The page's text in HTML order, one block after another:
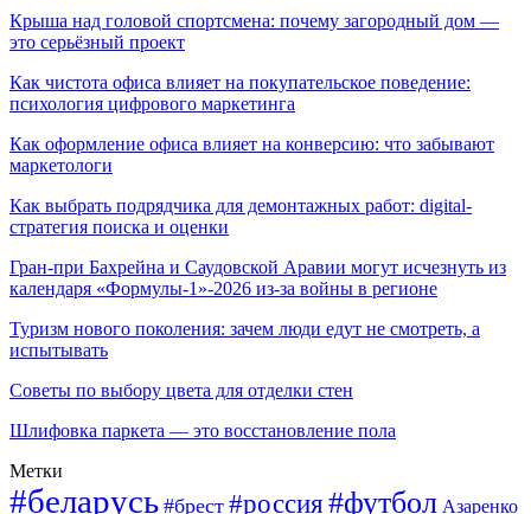
Крыша над головой спортсмена: почему загородный дом —
это серьёзный проект
Как чистота офиса влияет на покупательское поведение:
психология цифрового маркетинга
Как оформление офиса влияет на конверсию: что забывают
маркетологи
Как выбрать подрядчика для демонтажных работ: digital-
стратегия поиска и оценки
Гран-при Бахрейна и Саудовской Аравии могут исчезнуть из
календаря «Формулы-1»-2026 из-за войны в регионе
Туризм нового поколения: зачем люди едут не смотреть, а
испытывать
Советы по выбору цвета для отделки стен
Шлифовка паркета — это восстановление пола
Метки
#беларусь #брест #россия#футбол Азаренко